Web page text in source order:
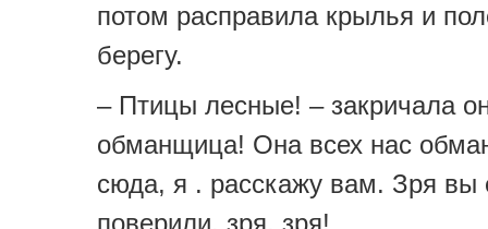
потом расправила крылья и
берегу.
– Птицы лесные! – закричала
обманщица! Она всех нас
сюда, я . расскажу вам. Зря вы
поверили, зря, зря!